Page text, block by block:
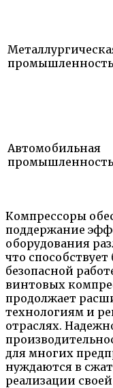
промышленность
Автомобильная
промышленность
Компрессоры
поддержание
оборудования
что
безопасной
винтовых
продолжает
технологиям и
отраслях.
для многих
нуждаются в
реализации